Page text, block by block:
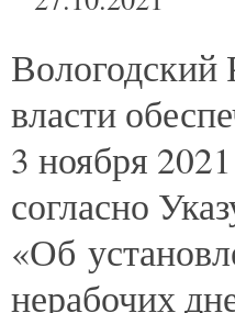
Вологодский
власти
3 ноября
согласно
«Об
нерабочих